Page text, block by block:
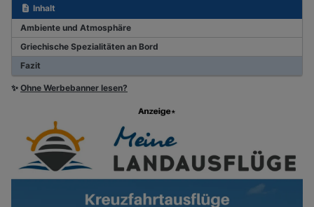
Inhalt
Ambiente und Atmosphäre
Griechische Spezialitäten an Bord
Fazit
✨ Ohne Werbebanner lesen?